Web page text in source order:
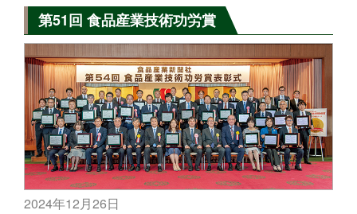
第51回 食品産業技術功労賞
2024年12月26日